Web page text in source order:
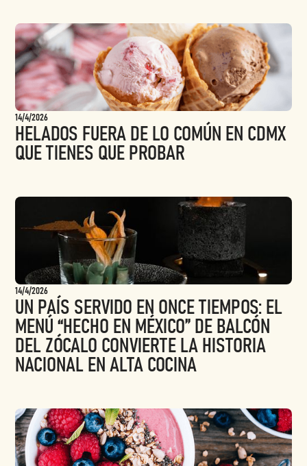
14/4/2026
HELADOS FUERA DE LO COMÚN EN CDMX
QUE TIENES QUE PROBAR
14/4/2026
UN PAÍS SERVIDO EN ONCE TIEMPOS: EL
MENÚ “HECHO EN MÉXICO” DE BALCÓN
DEL ZÓCALO CONVIERTE LA HISTORIA
NACIONAL EN ALTA COCINA